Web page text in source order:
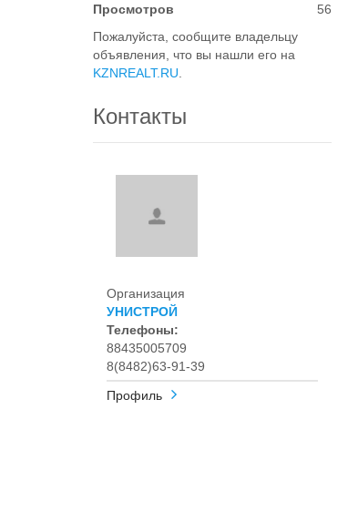
Просмотров
56
Пожалуйста, сообщите владельцу
объявления, что вы нашли его на
KZNREALT.RU
Контакты
Организация
УНИСТРОЙ
Телефоны:
88435005709
8(8482)63-91-39
Профиль